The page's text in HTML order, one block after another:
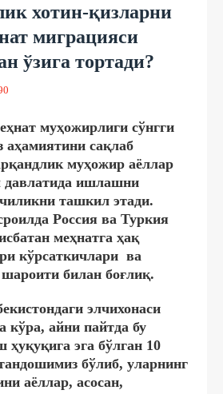
хотин-қизларни
миграцияси
ўзига тортади?
муҳожирлиги сўнгги
аҳамиятини сақлаб
муҳожир аёллар
давлатида ишлашни
ташкил этади.
Россия ва Туркия
меҳнатга ҳақ
кўрсаткичлари ва
билан боғлиқ.
элчихонаси
кўра, айни пайтда бу
эга бўлган 10
бўлиб, уларнинг
аёллар, асосан,